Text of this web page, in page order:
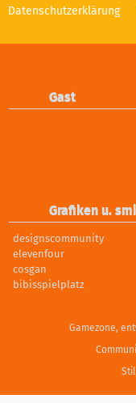
Datenschutzerklärung
Gast
Grafiken u.
designscommunity
elevenfour
cosgan
bibisspielplatz
Gamezone,